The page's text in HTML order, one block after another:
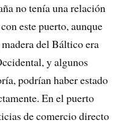
no tenía una relación
este puerto, aunque
del Báltico era
y algunos
podrían haber estado
En el puerto
de comercio directo